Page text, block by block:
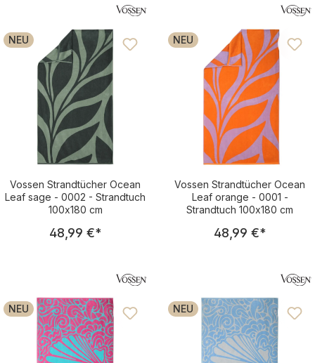
Begleiter für Strand und Pool
NEU
Vossen Strandtücher Ocean
Leaf sage - 0002 - Strandtuch
100x180 cm
Regulärer Preis:
48,99 €*
NEU
Vossen Strandtücher Ocean
Leaf orange - 0001 -
Strandtuch 100x180 cm
Regulärer
48,99 €*
NEU NEU